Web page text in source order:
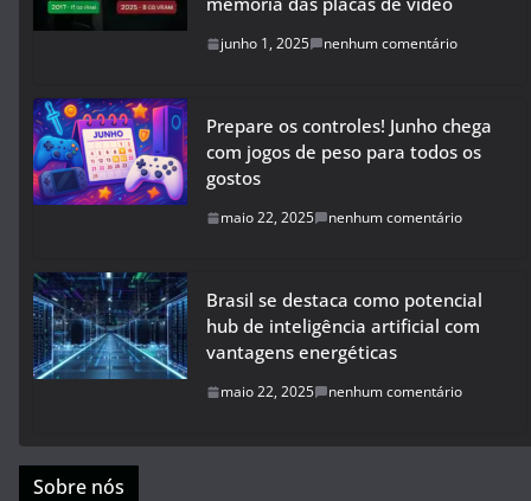
junho 1, 2025 nenhum comentário
Prepare os controles! Junho chega
com jogos de peso para todos os
gostos
maio 22, 2025 nenhum comentário
Brasil se destaca como potencial
hub de inteligência artificial com
vantagens energéticas
maio 22, 2025 nenhum comentário
Sobre nós